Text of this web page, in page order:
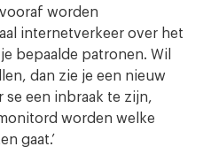
worden
internetverkeer over het
bepaalde patronen. Wil
dan zie je een nieuw
een inbraak te zijn,
worden welke
gaat.’